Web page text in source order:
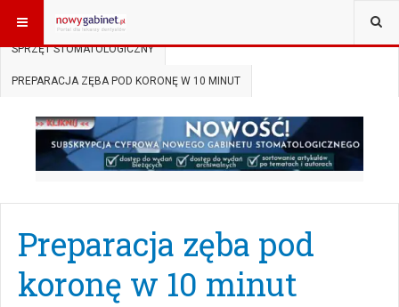
JESTEŚ TUTAJ: START
SPRZĘT STOMATOLOGICZNY
PREPARACJA ZĘBA POD KORONĘ W 10 MINUT
Preparacja zęba pod
koronę w 10 minut